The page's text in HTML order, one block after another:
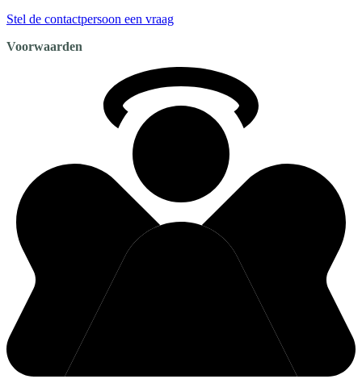
Stel de contactpersoon een vraag
Voorwaarden